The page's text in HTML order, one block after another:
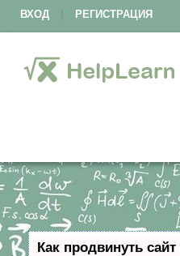
ВХОД РЕГИСТРАЦИЯ
Как продвинуть